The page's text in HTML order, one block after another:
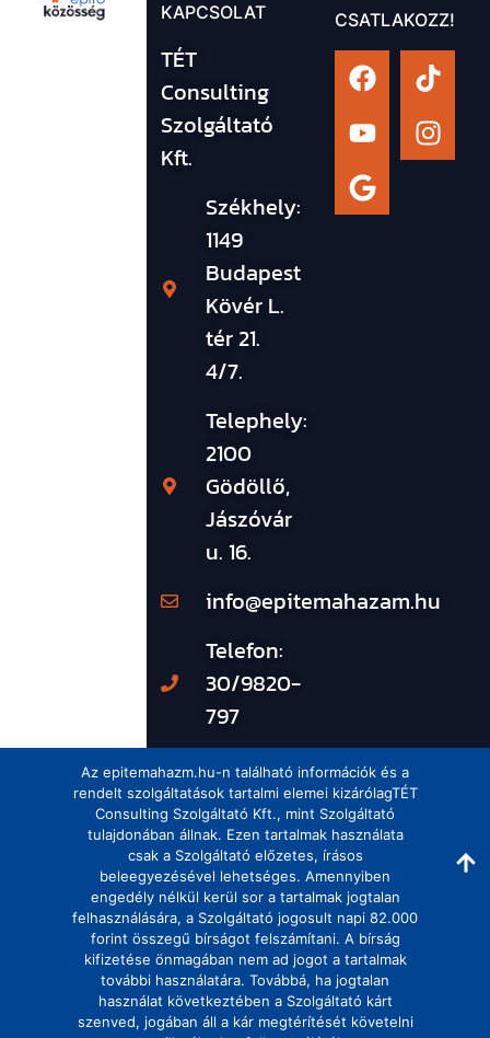
KAPCSOLAT
TÉT
Consulting
Szolgáltató
Kft.
Székhely:
1149
Budapest
Kövér L.
tér 21.
4/7.
Telephely:
2100
Gödöllő,
Jászóvár
u. 16.
info@epitemahazam.hu
Telefon:
30/9820-
797
CSATLAKOZZ!
Az epitemahazm.hu-n található információk és a
rendelt szolgáltatások tartalmi elemei kizárólagTÉT
Consulting Szolgáltató Kft., mint Szolgáltató
tulajdonában állnak. Ezen tartalmak használata
csak a Szolgáltató előzetes, írásos
beleegyezésével lehetséges. Amennyiben
engedély nélkül kerül sor a tartalmak jogtalan
felhasználására, a Szolgáltató jogosult napi 82.000
forint összegű bírságot felszámítani. A bírság
kifizetése önmagában nem ad jogot a tartalmak
további használatára. Továbbá, ha jogtalan
használat következtében a Szolgáltató kárt
szenved, jogában áll a kár megtérítését követelni